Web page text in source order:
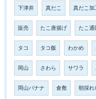
下津井 真だこ 真だこ加
販売 たこ唐揚げ たこ通
タコ タコ飯 わかめ
岡山 さわら サワラ
岡山バナナ 倉敷 朝採れ